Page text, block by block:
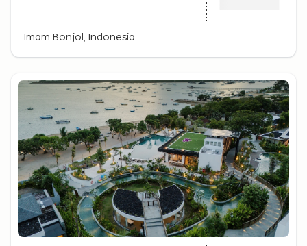
Imam Bonjol, Indonesia